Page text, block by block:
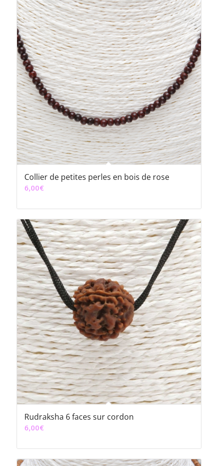
Collier de petites perles en bois de rose
6,00€
Rudraksha 6 faces sur cordon
6,00€